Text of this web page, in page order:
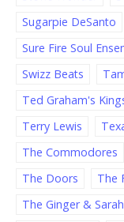
Sugarpie DeSanto
Sure Fire Soul
Swizz Beats
Ted Graham's
Terry Lewis
The Commodores
The Doors
The
The Ginger &